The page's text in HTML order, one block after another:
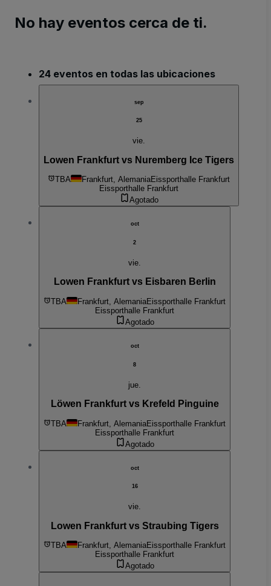
No hay eventos cerca de ti.
24 eventos en todas las ubicaciones
sep
25
vie.
Lowen Frankfurt vs Nuremberg Ice Tigers
TBA Frankfurt, AlemaniaEissporthalle Frankfurt
Eissporthalle Frankfurt
Agotado
oct
2
vie.
Lowen Frankfurt vs Eisbaren Berlin
TBA Frankfurt, AlemaniaEissporthalle Frankfurt
Eissporthalle Frankfurt
Agotado
oct
8
jue.
Löwen Frankfurt vs Krefeld Pinguine
TBA Frankfurt, AlemaniaEissporthalle Frankfurt
Eissporthalle Frankfurt
Agotado
oct
16
vie.
Lowen Frankfurt vs Straubing Tigers
TBA Frankfurt, AlemaniaEissporthalle Frankfurt
Eissporthalle Frankfurt
Agotado